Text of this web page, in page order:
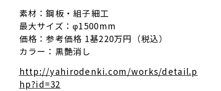
素材：鋼板・組子細工
最大サイズ：φ1500mm
価格：参考価格 1基220万円（税込）
カラー：黒艶消し
http://yahirodenki.com/works/detail.p
hp?id=32